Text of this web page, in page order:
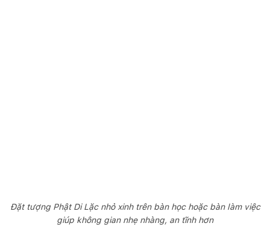
Đặt tượng Phật Di Lặc nhỏ xinh trên bàn học hoặc bàn làm việc
giúp không gian nhẹ nhàng, an tĩnh hơn